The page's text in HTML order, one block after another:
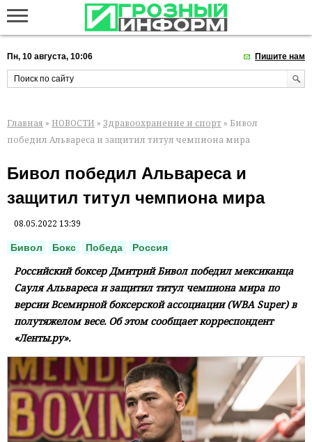
Пн, 10 августа, 10:06 Пишите нам
Главная » НОВОСТИ » Здравоохранение и спорт » Бивол
победил Альвареса и защитил титул чемпиона мира
Бивол победил Альвареса и
защитил титул чемпиона мира
08.05.2022 13:39
Бивол Бокс Победа Россия
Российский боксер Дмитрий Бивол победил мексиканца
Сауля Альвареса и защитил титул чемпиона мира по
версии Всемирной боксерской ассоциации (WBA Super) в
полутяжелом весе. Об этом сообщает корреспондент
«Ленты.ру».